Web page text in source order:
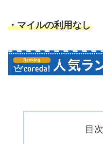
・マイルの利用なし
目次